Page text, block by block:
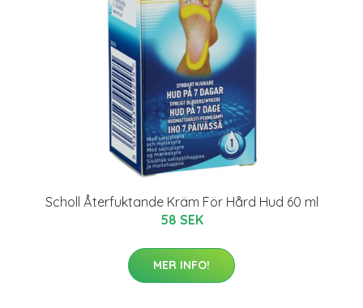
Scholl Återfuktande Kräm För Hård Hud 60 ml
58 SEK
MER INFO!